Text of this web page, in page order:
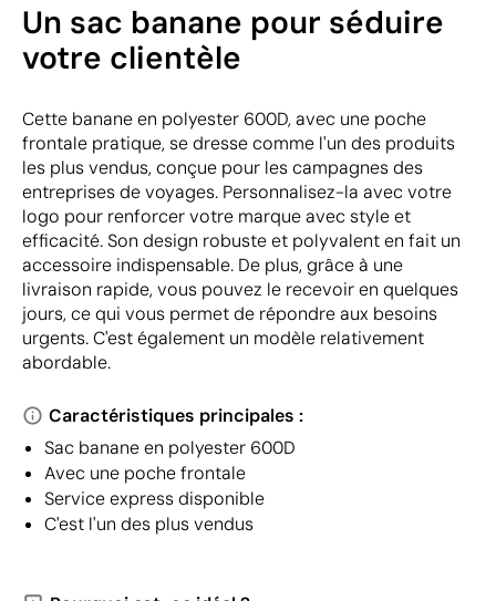
Un sac banane pour séduire
votre clientèle
Cette banane en polyester 600D, avec une poche
frontale pratique, se dresse comme l'un des produits
les plus vendus, conçue pour les campagnes des
entreprises de voyages. Personnalisez-la avec votre
logo pour renforcer votre marque avec style et
efficacité. Son design robuste et polyvalent en fait un
accessoire indispensable. De plus, grâce à une
livraison rapide, vous pouvez le recevoir en quelques
jours, ce qui vous permet de répondre aux besoins
urgents. C'est également un modèle relativement
abordable.
Caractéristiques principales :
Sac banane en polyester 600D
Avec une poche frontale
Service express disponible
C'est l'un des plus vendus